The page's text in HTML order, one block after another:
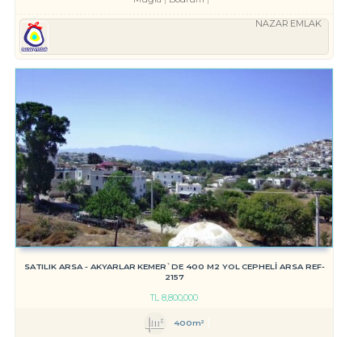
NAZAR EMLAK
SATILIK ARSA - AKYARLAR KEMER`DE 400 M2 YOL CEPHELİ ARSA REF-
2157
TL8,800,000
400m²